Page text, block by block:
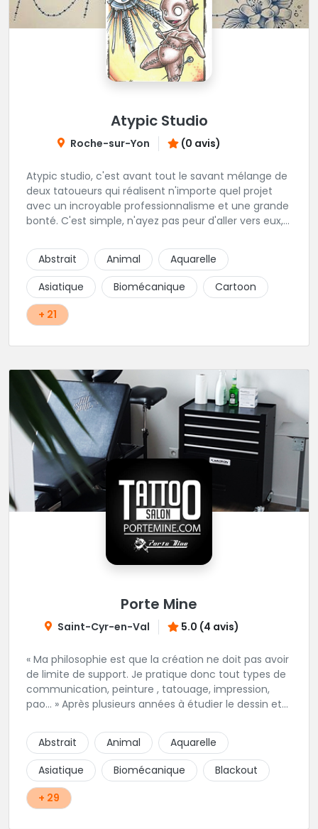
Atypic Studio
Roche-sur-Yon (0 avis)
Atypic studio, c'est avant tout le savant mélange de
deux tatoueurs qui réalisent n'importe quel projet
avec un incroyable professionnalisme et une grande
bonté. C'est simple, n'ayez pas peur d'aller vers eux,
de vos rêves, il sauront aussi vous prodiguer les
quelques conseils avisés qui vous permettront de
sublimer vos envies.
Abstrait Animal
Aquarelle
Asiatique
Biomécanique
Cartoon
+ 21
Porte Mine
Saint-Cyr-en-Val 5.0 (4 avis)
« Ma philosophie est que la création ne doit pas avoir
de limite de support. Je pratique donc tout types de
communication, peinture , tatouage, impression,
pao… » Après plusieurs années à étudier le dessin et
salon. Dans le respect des règles d’hygiènes, Nicolas
vous conseille, réalise vos dessins et tatouage pour
votre plaisir dans une ambiance décontractée.
Abstrait Animal
Aquarelle
Asiatique
Biomécanique
Blackout
+ 29